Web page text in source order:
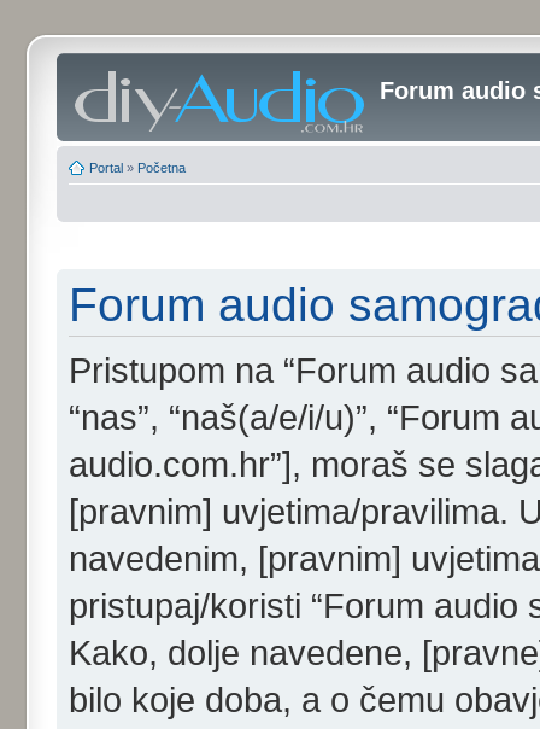
Forum audio
Portal » Početna
Forum audio
Pristupom na “Forum audio
“nas”, “naš(a/e/i/u)”, “Forum
audio.com.hr”], moraš se
[pravnim] uvjetima/pravilima.
navedenim, [pravnim]
pristupaj/koristi “Forum audio
Kako, dolje navedene,
bilo koje doba, a o čemu